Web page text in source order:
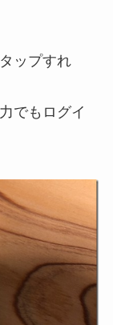
ップすれ
でもログイ